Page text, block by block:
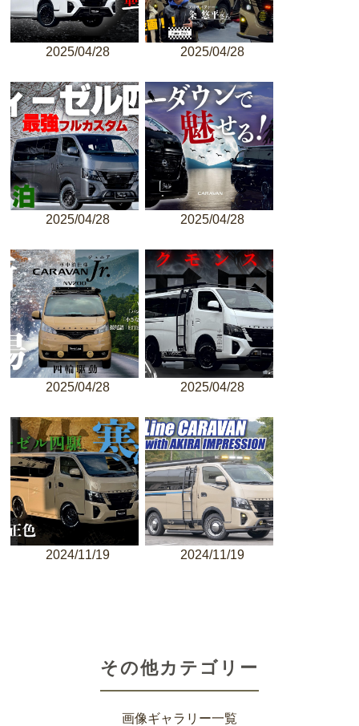
2025/04/28 2025/04/28
2025/04/28 2025/04/28
2025/04/28 2025/04/28
2024/11/19 2024/11/19
その他カテゴリー
画像ギャラリー一覧